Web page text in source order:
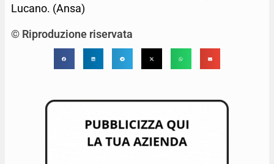
Lucano. (Ansa)
© Riproduzione riservata